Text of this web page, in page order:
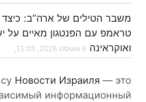
משבר הטילים של ארה”ב:
טראמפ עם הפנטגון מאיים על
ואוקראינה 6 אוגוסט 2026, 13:05,
Новости Израиля — это
информационный